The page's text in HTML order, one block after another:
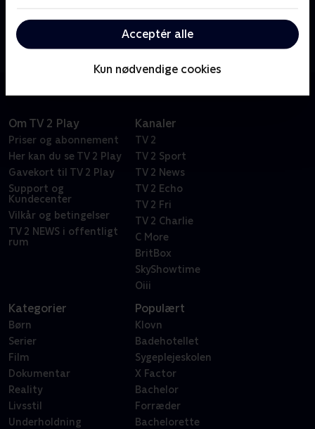
Acceptér alle
Kun nødvendige cookies
en psykiatrisk afdeling. Familien undersøger nu, hvem
hun var i kontakt med i den sidste tid, herunder en
religiøs gruppe og en læge, der også er præst.
Om TV 2 Play
Priser og abonnement
Her kan du se TV 2 Play
Gavekort til TV 2 Play
Support og
Kundecenter
Vilkår og betingelser
TV 2 NEWS i offentligt
rum
Kanaler
TV 2
TV 2 Sport
TV 2 News
TV 2 Echo
TV 2 Fri
TV 2 Charlie
C More
BritBox
SkyShowtime
Oiii
Kategorier
Børn
Serier
Film
Dokumentar
Reality
Livsstil
Underholdning
Populært
Klovn
Badehotellet
Sygeplejeskolen
X Factor
Bachelor
Forræder
Bachelorette